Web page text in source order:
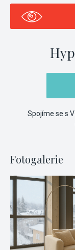
Spojíme se s
Fotogalerie